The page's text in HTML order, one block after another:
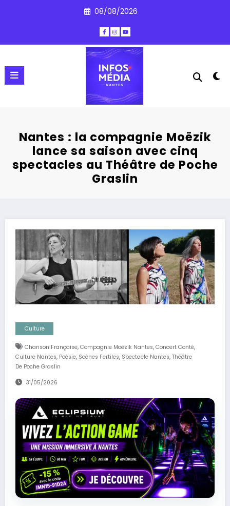
08/08/2026
Nantes : la compagnie Moëzik
lance sa saison avec cinq
spectacles au Théâtre de Poche
Graslin
Culture
Chanson Française, Compagnie Moëzik Nantes, Concert Conté,
Culture Nantes, Poésie, Scènes Fertiles, Spectacle Nantes, Théâtre
De Poche Graslin
31/05/2026